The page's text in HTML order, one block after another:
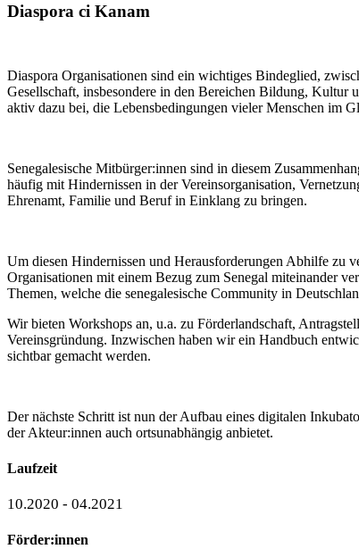
Diaspora ci Kanam
Diaspora Organisationen sind ein wichtiges Bindeglied,
Gesellschaft, insbesondere in den Bereichen Bildung,
aktiv dazu bei, die Lebensbedingungen vieler Menschen im
Senegalesische Mitbürger:innen sind in diesem
häufig mit Hindernissen in der Vereinsorganisation,
Ehrenamt, Familie und Beruf in Einklang zu bringen.
Um diesen Hindernissen und Herausforderungen Abhilfe zu
Organisationen mit einem Bezug zum Senegal miteinander
Themen, welche die senegalesische Community in
Wir bieten Workshops an, u.a. zu Förderlandschaft,
Vereinsgründung. Inzwischen haben wir ein Handbuch
sichtbar gemacht werden.
Der nächste Schritt ist nun der Aufbau eines digitalen
der Akteur:innen auch ortsunabhängig anbietet.
Laufzeit
10.2020 - 04.2021
Förder:innen